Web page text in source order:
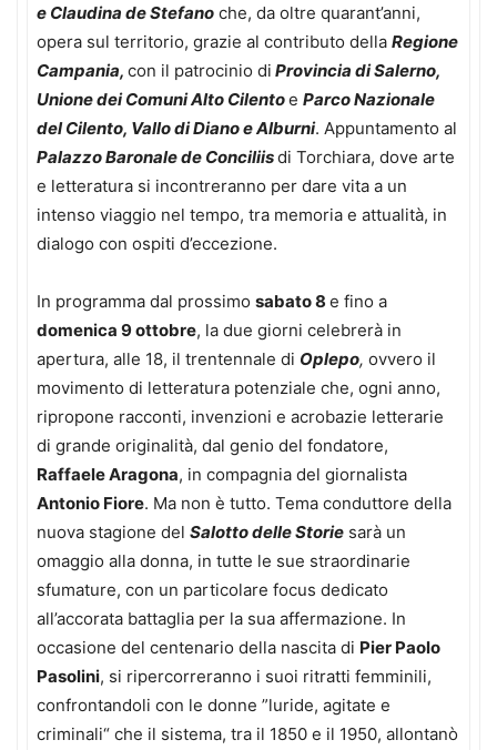
e Claudina de Stefano che, da oltre quarant’anni,
opera sul territorio, grazie al contributo della Regione
Campania, con il patrocinio di Provincia di Salerno,
Unione dei Comuni Alto Cilentoe Parco Nazionale
del Cilento, Vallo di Diano e Alburni. Appuntamento al
Palazzo Baronale de Conciliisdi Torchiara, dove arte
e letteratura si incontreranno per dare vita a un
intenso viaggio nel tempo, tra memoria e attualità, in
dialogo con ospiti d’eccezione.
In programma dal prossimo sabato 8 e fino a
domenica 9 ottobre, la due giorni celebrerà in
apertura, alle 18, il trentennale di Oplepo, ovvero il
movimento di letteratura potenziale che, ogni anno,
ripropone racconti, invenzioni e acrobazie letterarie
di grande originalità, dal genio del fondatore,
Raffaele Aragona, in compagnia del giornalista
Antonio Fiore. Ma non è tutto. Tema conduttore della
nuova stagione del Salotto delle Storie sarà un
omaggio alla donna, in tutte le sue straordinarie
sfumature, con un particolare focus dedicato
all’accorata battaglia per la sua affermazione. In
occasione del centenario della nascita di Pier Paolo
Pasolini, si ripercorreranno i suoi ritratti femminili,
confrontandoli con le donne ”luride, agitate e
criminali“ che il sistema, tra il 1850 e il 1950, allontanò